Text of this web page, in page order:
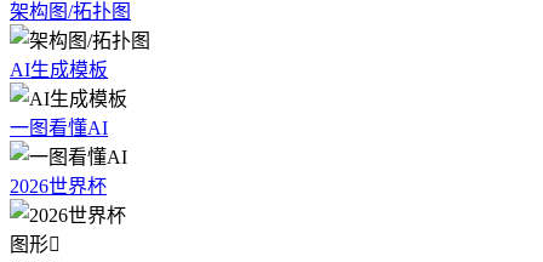
架构图/拓扑图
AI生成模板
一图看懂AI
2026世界杯
图形